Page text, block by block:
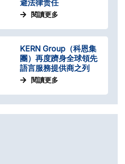
避法律责任
閱讀更多
KERN Group（科恩集
團）再度躋身全球領先
語言服務提供商之列
閱讀更多